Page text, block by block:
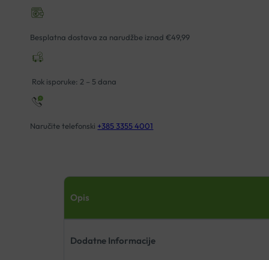
125ML
količina
Besplatna dostava za narudžbe iznad €49,99
Rok isporuke: 2 – 5 dana
Naručite telefonski +385 3355 4001
Opis
Dodatne Informacije